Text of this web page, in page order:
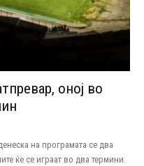
оној во
на програмата се два
ќе се играат во два термини.